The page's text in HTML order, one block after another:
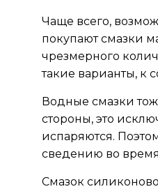
Чаще всего,
покупают смазки
чрезмерного
такие варианты, к
Водные смазки
стороны, это
испаряются.
сведению во
Смазок